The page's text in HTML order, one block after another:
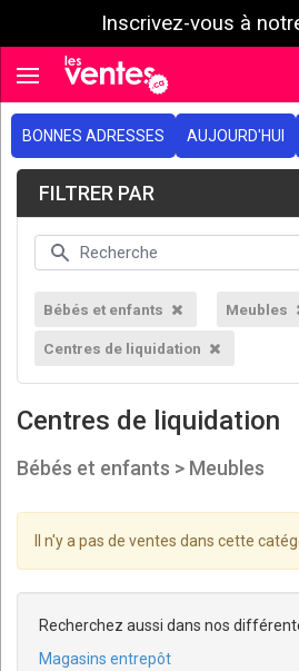
Inscrivez-vous à
Toggle navigation
BONNES ADRESSES AUJOURD'HUI
FILTRER PAR
Bébés et enfants Meubles
Centres de liquidation
Centres de liquidation
Bébés et enfants > Meubles
Il n'y a pas de ventes dans cette
Recherchez aussi dans nos
Magasins entrepôt